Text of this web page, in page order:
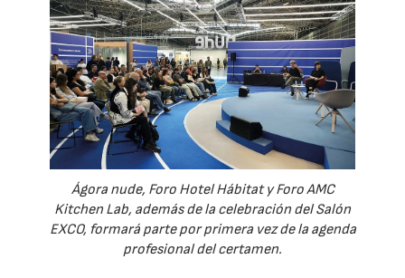
Ágora nude, Foro Hotel Hábitat y Foro AMC
Kitchen Lab, además de la celebración del Salón
EXCO, formará parte por primera vez de la agenda
profesional del certamen.